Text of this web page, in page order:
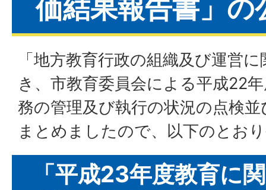
価結果報告書」の
「地方教育行政の組織及び運営
き、市教育委員会による平成22
務の管理及び執行の状況の点検
まとめましたので、以下のとお
「平成23年度教育に